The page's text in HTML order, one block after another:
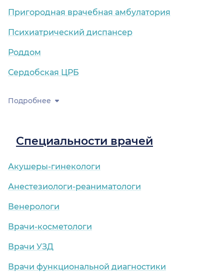
Пригородная врачебная амбулатория
Психиатрический диспансер
Роддом
Сердобская ЦРБ
Подробнее
Специальности врачей
Акушеры-гинекологи
Анестезиологи-реаниматологи
Венерологи
Врачи-косметологи
Врачи УЗД
Врачи функциональной диагностики